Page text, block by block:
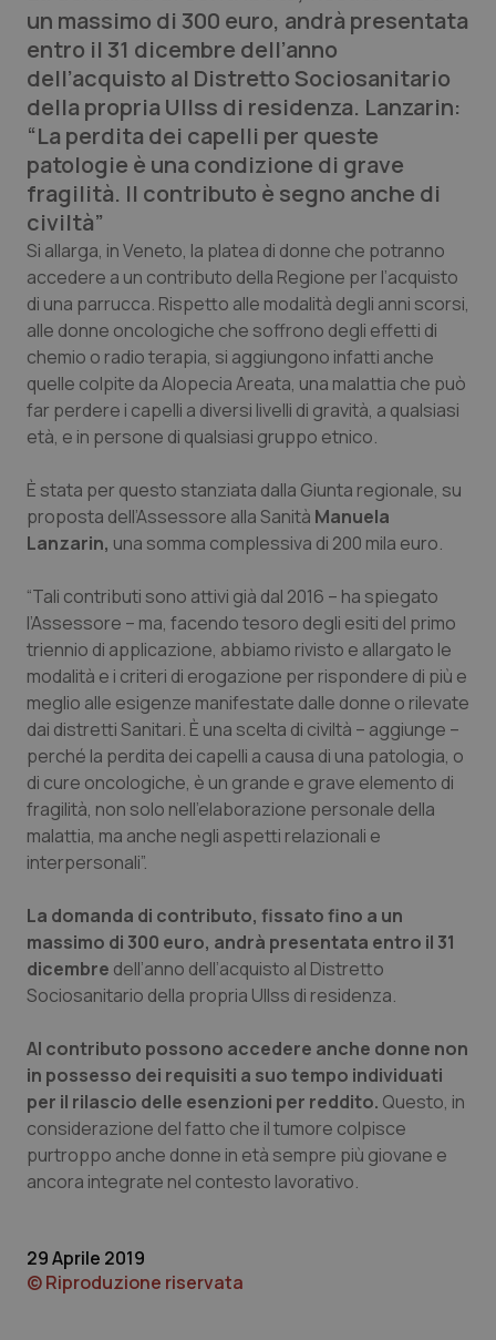
Lettere al direttore
Edizioni Regionali
QS Pro
Professionisti Sanitari.AI
Abruzzo
Basilicata
Calabria
Campania
Emilia-Romagna
Friuli Venezia Giulia
Lazio
Liguria
Lombardia
Marche
Molise
Piemonte
Provincia Autonoma di Bolzano
Provincia Autonoma di Trento
Puglia
Sardegna
Sicilia
Umbria
QS Pro Gold
Artrite & artrosi
Asma & BPCO
Car-T
Colesterolo & coronaropatie
Dermatite Atopica
Diabete & glucometri
Disturbi dell’umore
Dolore
Donna & Salute
Epatiti
HIV
Infezioni & Febbre
Ipertensione & Scompenso
Malattie rare
Malattia di Crohn & Rettocolite Ulcerosa
Neuroscienze & patologie neurodegenerative
Oftalmologia
QS Club Newsletter
un massimo di 300 euro, andrà presentata
entro il 31 dicembre dell’anno
dell’acquisto al Distretto Sociosanitario
della propria Ullss di residenza. Lanzarin:
“La perdita dei capelli per queste
patologie è una condizione di grave
fragilità. Il contributo è segno anche di
civiltà”
Si allarga, in Veneto, la platea di donne che potranno
accedere a un contributo della Regione per l’acquisto
di una parrucca. Rispetto alle modalità degli anni scorsi,
alle donne oncologiche che soffrono degli effetti di
chemio o radio terapia, si aggiungono infatti anche
quelle colpite da Alopecia Areata, una malattia che può
far perdere i capelli a diversi livelli di gravità, a qualsiasi
età, e in persone di qualsiasi gruppo etnico.
È stata per questo stanziata dalla Giunta regionale, su
proposta dell’Assessore alla Sanità Manuela
Lanzarin, una somma complessiva di 200 mila euro.
“Tali contributi sono attivi già dal 2016 – ha spiegato
l’Assessore – ma, facendo tesoro degli esiti del primo
triennio di applicazione, abbiamo rivisto e allargato le
modalità e i criteri di erogazione per rispondere di più e
meglio alle esigenze manifestate dalle donne o rilevate
dai distretti Sanitari. È una scelta di civiltà – aggiunge –
perché la perdita dei capelli a causa di una patologia, o
di cure oncologiche, è un grande e grave elemento di
fragilità, non solo nell’elaborazione personale della
malattia, ma anche negli aspetti relazionali e
interpersonali”.
La domanda di contributo, fissato fino a un
massimo di 300 euro, andrà presentata entro il 31
dicembre dell’anno dell’acquisto al Distretto
Sociosanitario della propria Ullss di residenza.
Al contributo possono accedere anche donne non
in possesso dei requisiti a suo tempo individuati
per il rilascio delle esenzioni per reddito. Questo, in
considerazione del fatto che il tumore colpisce
purtroppo anche donne in età sempre più giovane e
ancora integrate nel contesto lavorativo.
29 Aprile 2019
© Riproduzione riservata